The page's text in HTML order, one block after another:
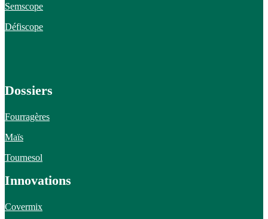
Semscope
Défiscope
Dossiers
Fourragères
Maïs
Tournesol
Innovations
Covermix